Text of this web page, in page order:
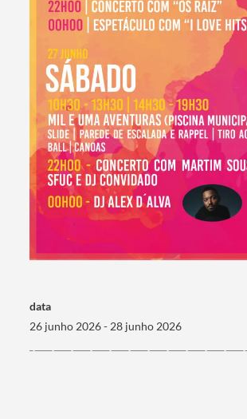
data
26 junho 2026 - 28 junho 2026